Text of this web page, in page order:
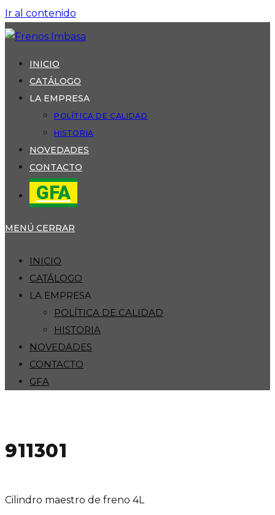
Ir al contenido
INICIO
CATÁLOGO
LA EMPRESA
POLÍTICA DE CALIDAD
HISTORIA
NOVEDADES
CONTACTO
GFA
MENÚ CERRAR
INICIO
CATÁLOGO
LA EMPRESA
POLÍTICA DE CALIDAD
HISTORIA
NOVEDADES
CONTACTO
GFA
911301
Cilindro maestro de freno 4L